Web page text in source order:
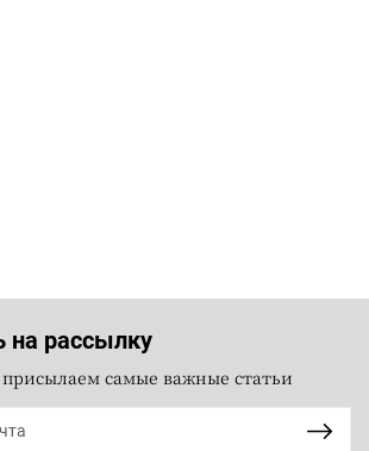
на рассылку
самые важные статьи